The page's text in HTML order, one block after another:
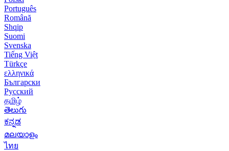
Português
Română
Shqip
Suomi
Svenska
Tiếng Việt
Türkçe
ελληνικά
Български
Русский
தமிழ்
తెలుగు
ಕನ್ನಡ
മലയാളം
ไทย